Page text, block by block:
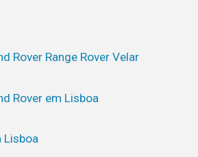
Rover Range Rover Velar
Rover em Lisboa
Lisboa